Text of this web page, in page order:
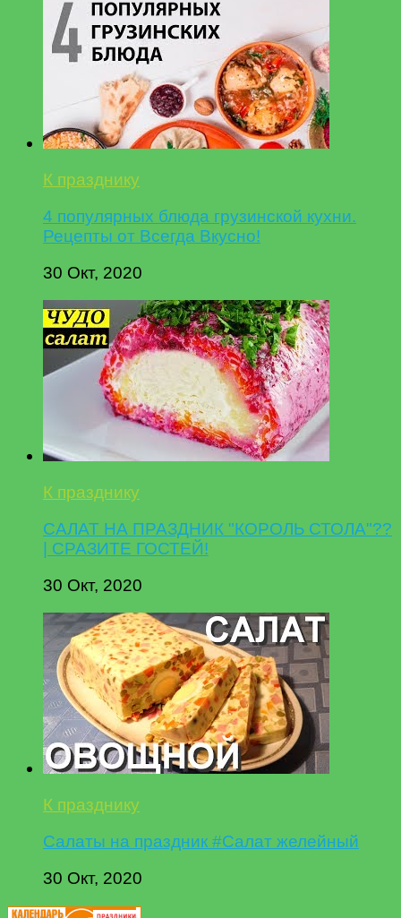
К празднику
4 популярных блюда грузинской кухни.
Рецепты от Всегда Вкусно!
30 Окт, 2020
К празднику
САЛАТ НА ПРАЗДНИК "КОРОЛЬ СТОЛА"??
| СРАЗИТЕ ГОСТЕЙ!
30 Окт, 2020
К празднику
Салаты на праздник #Салат желейный
30 Окт, 2020